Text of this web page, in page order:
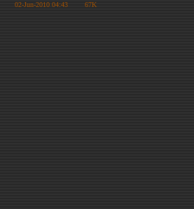
02-Jun-2010 04:43 67K